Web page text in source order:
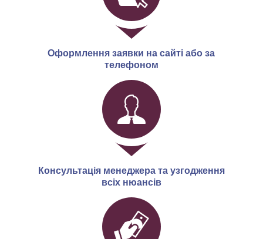
Оформлення заявки на сайті або за
телефоном
Консультація менеджера та узгодження
всіх нюансів